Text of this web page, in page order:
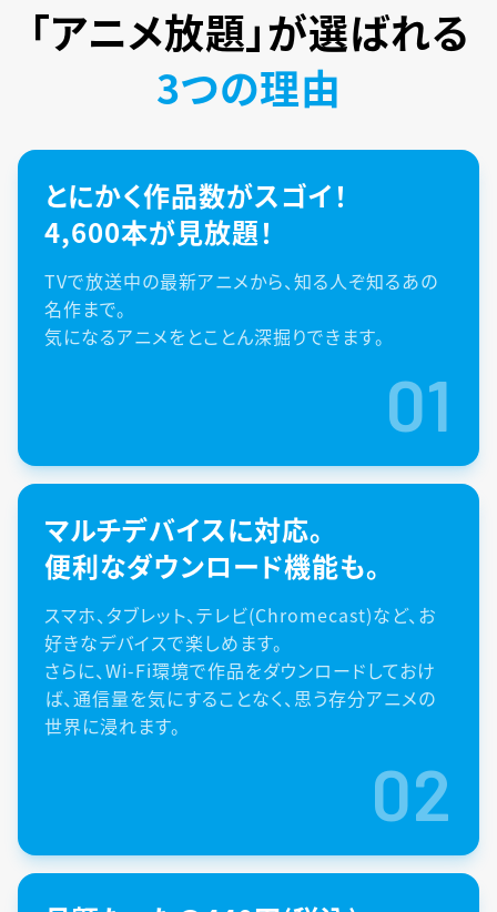
「アニメ放題」が選ばれる
3つの理由
とにかく作品数がスゴイ！
4,600本が見放題！
TVで放送中の最新アニメから、知る人ぞ知るあの
名作まで。
気になるアニメをとことん深掘りできます。
01
マルチデバイスに対応。
便利なダウンロード機能も。
スマホ、タブレット、テレビ(Chromecast)など、お
好きなデバイスで楽しめます。
さらに、Wi-Fi環境で作品をダウンロードしておけ
ば、通信量を気にすることなく、思う存分アニメの
世界に浸れます。
02